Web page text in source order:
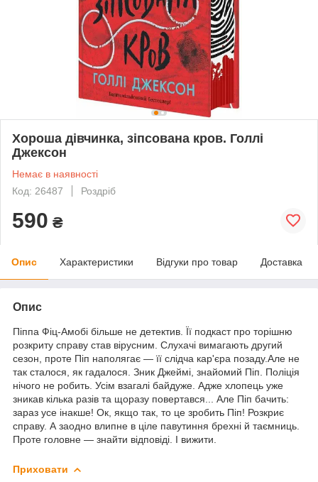
Хороша дівчинка, зіпсована кров. Голлі
Джексон
Немає в наявності
Код: 26487
Роздріб
590 ₴
Опис Характеристики Відгуки про товар Доставка
Опис
Піппа Фіц-Амобі більше не детектив. Її подкаст про торішню
розкриту справу став вірусним. Слухачі вимагають другий
сезон, проте Піп наполягає — її слідча кар'єра позаду.Але не
так сталося, як гадалося. Зник Джеймі, знайомий Піп. Поліція
нічого не робить. Усім взагалі байдуже. Адже хлопець уже
зникав кілька разів та щоразу повертався... Але Піп бачить:
зараз усе інакше! Ок, якщо так, то це зробить Піп! Розкриє
справу. А заодно влипне в ціле павутиння брехні й таємниць.
Проте головне — знайти відповіді. І вижити.
Приховати